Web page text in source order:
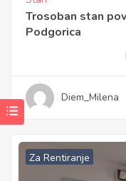
Trosoban stan
Podgorica
Diem_Milena
Za Rentiranje